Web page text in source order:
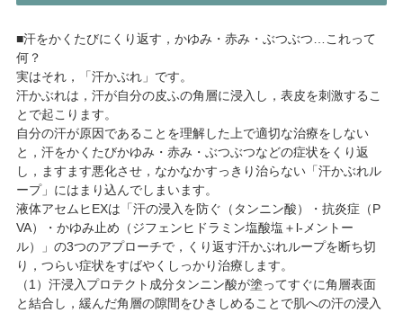
■汗をかくたびにくり返す，かゆみ・赤み・ぶつぶつ…これって
何？
実はそれ，「汗かぶれ」です。
汗かぶれは，汗が自分の皮ふの角層に浸入し，表皮を刺激するこ
とで起こります。
自分の汗が原因であることを理解した上で適切な治療をしない
と，汗をかくたびかゆみ・赤み・ぶつぶつなどの症状をくり返
し，ますます悪化させ，なかなかすっきり治らない「汗かぶれル
ープ」にはまり込んでしまいます。
液体アセムヒEXは「汗の浸入を防ぐ（タンニン酸）・抗炎症（P
VA）・かゆみ止め（ジフェンヒドラミン塩酸塩＋l-メントー
ル）」の3つのアプローチで，くり返す汗かぶれループを断ち切
り，つらい症状をすばやくしっかり治療します。
（1）汗浸入プロテクト成分タンニン酸が塗ってすぐに角層表面
と結合し，緩んだ角層の隙間をひきしめることで肌への汗の浸入